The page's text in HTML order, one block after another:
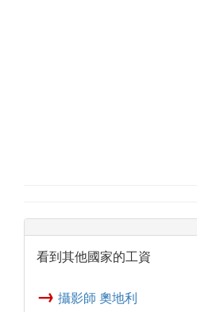
看到其他國家的工資
→ 攝影師 奧地利